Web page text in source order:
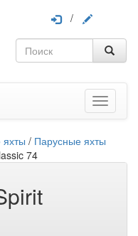
/
Меню
/ Парусные яхты
74